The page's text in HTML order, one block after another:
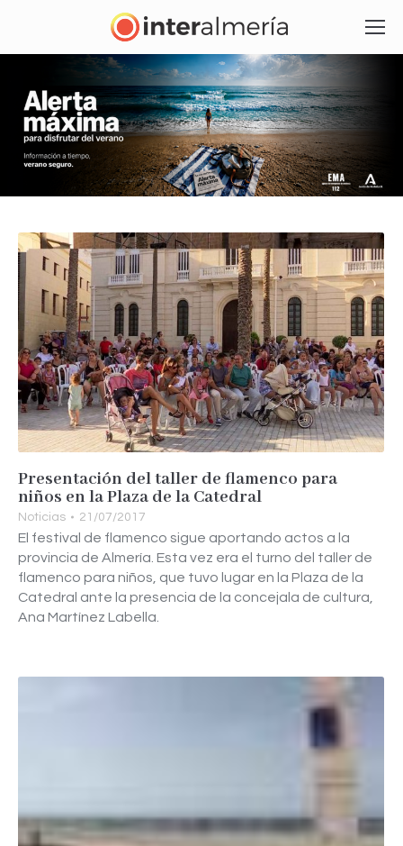
Presentación del taller de flamenco para
niños en la Plaza de la Catedral
Noticias 21/07/2017
El festival de flamenco sigue aportando actos a la
provincia de Almería. Esta vez era el turno del taller de
flamenco para niños, que tuvo lugar en la Plaza de la
Catedral ante la presencia de la concejala de cultura,
Ana Martínez Labella.